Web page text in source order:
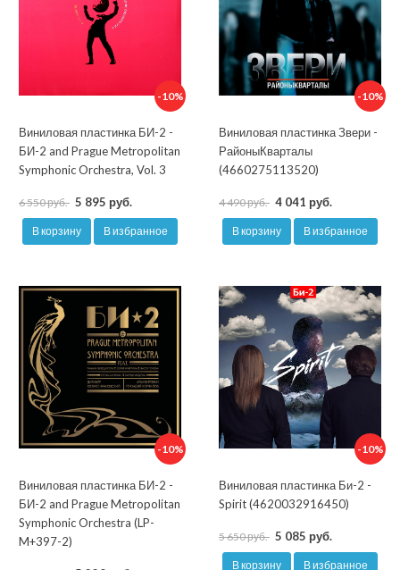
-10%
Виниловая пластинка БИ-2 -
БИ-2 and Prague Metropolitan
Symphonic Orchestra, Vol. 3
6 550 руб. 5 895 руб.
В корзину В избранное
-10%
Виниловая пластинка Звери -
РайоныКварталы
(4660275113520)
4 490 руб. 4 041 руб.
В корзину В избранное
-10%
Виниловая пластинка БИ-2 -
БИ-2 and Prague Metropolitan
Symphonic Orchestra (LP-
M+397-2)
-10%
Виниловая пластинка Би-2 -
Spirit (4620032916450)
5 650 руб. 5 085 руб.
В корзину В избранное